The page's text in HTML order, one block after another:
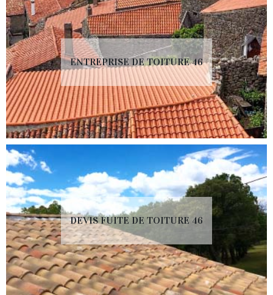
ENTREPRISE DE TOITURE 46
DEVIS FUITE DE TOITURE 46